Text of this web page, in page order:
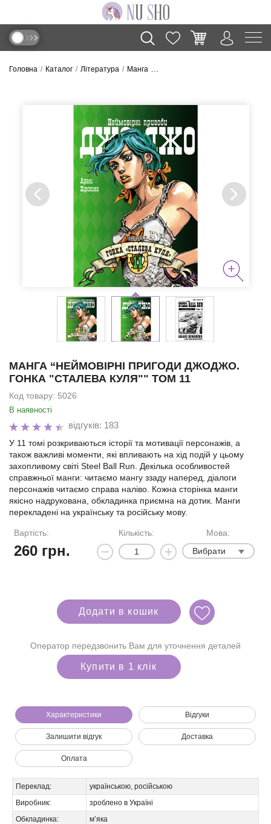
Головна Каталог Література Манга Манга “Неймовірні пригоди
МАНГА “НЕЙМОВІРНІ ПРИГОДИ ДЖОДЖО.
ГОНКА "СТАЛЕВА КУЛЯ"" ТОМ 11
Код товару: 5026
В наявності
відгуків: 183
У 11 томі розкриваються історії та мотивації персонажів, а
також важливі моменти, які впливають на хід подій у цьому
захопливому світі Steel Ball Run. Декілька особливостей
справжньої манги: читаємо мангу ззаду наперед, діалоги
персонажів читаємо справа наліво. Кожна сторінка манги
якісно надрукована, обкладинка приємна на дотик. Манги
перекладені на українську та російську мову.
Вартість:
260грн.
Кількість:
Мова:
Вибрати
Додати в кошик
Оператор передзвонить Вам для уточнення деталей
Купити в 1 клік
Характеристики Відгуки
Залишити відгук Доставка
Оплата
Переклад:
українською, російською
Виробник:
зроблено в Україні
Обкладинка:
м’яка
Ми зателефонуємо вам на номер: